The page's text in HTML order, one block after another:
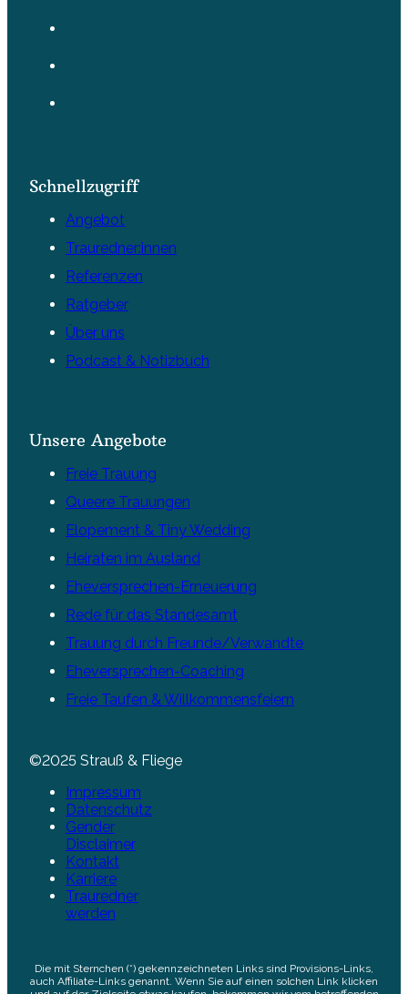
Schnellzugriff
Angebot
Trauredner:innen
Referenzen
Ratgeber
Über uns
Podcast & Notizbuch
Unsere Angebote
Freie Trauung
Queere Trauungen
Elopement & Tiny Wedding
Heiraten im Ausland
Eheversprechen-Erneuerung
Rede für das Standesamt
Trauung durch Freunde/Verwandte
Eheversprechen-Coaching
Freie Taufen & Willkommensfeiern
©2025 Strauß & Fliege
Impressum
Datenschutz
Gender
Disclaimer
Kontakt
Karriere
Trauredner
werden
Die mit Sternchen (*) gekennzeichneten Links sind Provisions-Links,
auch Affiliate-Links genannt. Wenn Sie auf einen solchen Link klicken